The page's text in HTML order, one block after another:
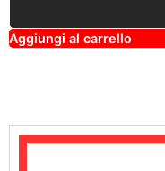
Aggiungi al carrello
lt
ti
v